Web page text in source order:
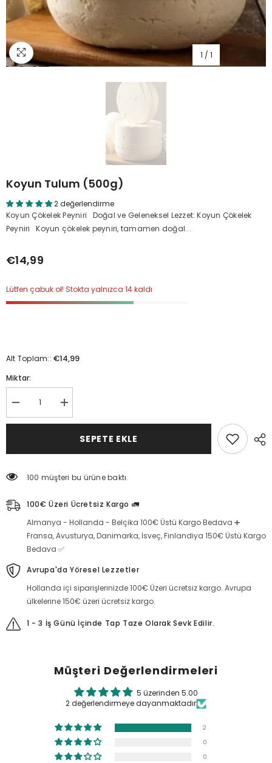
1 / 1
Koyun Tulum (500g)
2 değerlendirme
Koyun Çökelek Peyniri Doğal ve Geleneksel Lezzet: Koyun Çökelek
Peyniri Koyun çökelek peyniri, tamamen doğal...
€14,99
Lütfen çabuk ol! Stokta yalnızca 14 kaldı
Alt Toplam::€14,99
Miktar:
Koyun
tulum
(500g)
Koyun
tulum
(500g)
miktarıSEPETE EKLE
100 müşteri bu ürüne baktı.
100€ Üzeri Ücretsiz Kargo 🚛
Almanya - Hollanda - Belçika 100€ Üstü Kargo Bedava ➕
Fransa, Avusturya, Danimarka, İsveç, Finlandiya 150€ Üstü Kargo
Bedava ✅
Avrupa'da Yöresel Lezzetler
Hollanda içi siparişlerinizde 100€ Üzeri ücretsiz kargo. Avrupa
ülkelerine 150€ üzeri ücretsiz kargo.
1 - 3 İş Günü İçinde Tap Taze Olarak Sevk Edilir.
Müşteri Değerlendirmeleri
5 üzerinden 5.00
2 değerlendirmeye dayanmaktadır
2
0
0